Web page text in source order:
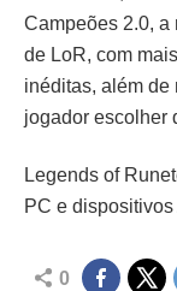
Campeões 2.0, a
de LoR, com
inéditas, além de
jogador escolher
Legends of
PC e
0